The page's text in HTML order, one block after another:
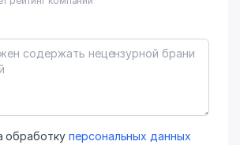
обработку персональных данных